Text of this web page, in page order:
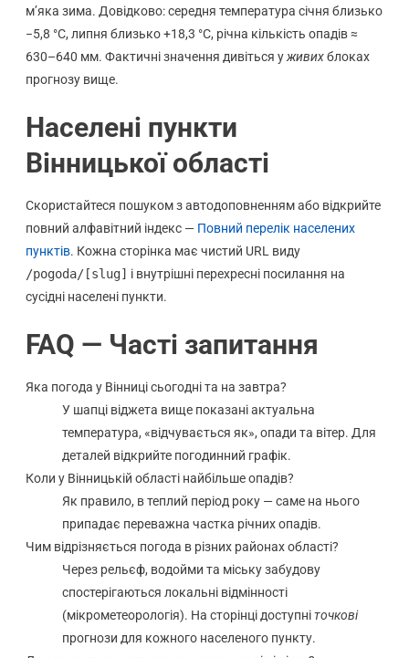
м’яка зима. Довідково: середня температура січня близько
−5,8 °C, липня близько +18,3 °C, річна кількість опадів ≈
630–640 мм. Фактичні значення дивіться уживихблоках
прогнозу вище.
Населені пункти
Вінницької області
Скористайтеся пошуком з автодоповненням або відкрийте
повний алфавітний індекс — Повний перелік населених
пунктів. Кожна сторінка має чистий URL виду
/pogoda/[slug] і внутрішні перехресні посилання на
сусідні населені пункти.
FAQ — Часті запитання
Яка погода у Вінниці сьогодні та на завтра?
У шапці віджета вище показані актуальна
температура, «відчувається як», опади та вітер. Для
деталей відкрийте погодинний графік.
Коли у Вінницькій області найбільше опадів?
Як правило, в теплий період року — саме на нього
припадає переважна частка річних опадів.
Чим відрізняється погода в різних районах області?
Через рельєф, водойми та міську забудову
спостерігаються локальні відмінності
(мікрометеорологія). На сторінці доступніточкові
прогнози для кожного населеного пункту.